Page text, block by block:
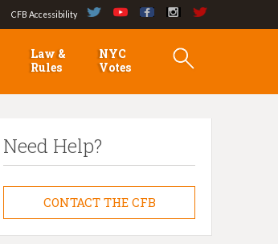
CFB Accessibility
Law &
Rules
NYC
Votes
Need Help?
CONTACT THE CFB